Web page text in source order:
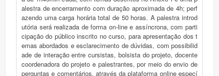
alestra de encerramento com duração aproximada de 4h; perf
azendo uma carga horária total de 50 horas. A palestra introd
utória será realizada de forma on-line e assíncrona, com parti
cipação do público inscrito no curso, para apresentação dos t
emas abordados e esclarecimento de dúvidas, com possibilid
ade de interação entre cursistas, bolsista do projeto, docente
coordenadora do projeto e palestrantes, por meio do envio de
perguntas e comentários, através da plataforma online especí